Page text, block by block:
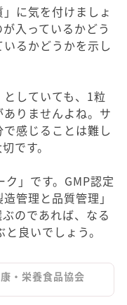
に気を付けましょ
入っているかどう
るかどうかを示し
していても、1粒
りませんよね。サ
感じることは難し
です。
」です。GMP認定
管理と品質管理」
のであれば、なる
良いでしょう。
・栄養食品協会